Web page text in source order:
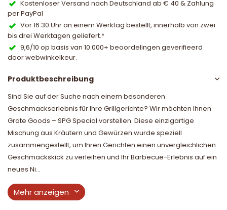
Kostenloser Versand nach Deutschland ab € 40 & Zahlung
per PayPal
Vor 16:30 Uhr an einem Werktag bestellt, innerhalb von zwei
bis drei Werktagen geliefert.*
9,6/10 op basis van 10.000+ beoordelingen geverifieerd
door webwinkelkeur.
Produktbeschreibung
Sind Sie auf der Suche nach einem besonderen
Geschmackserlebnis für Ihre Grillgerichte? Wir möchten Ihnen
Grate Goods – SPG Special vorstellen. Diese einzigartige
Mischung aus Kräutern und Gewürzen wurde speziell
zusammengestellt, um Ihren Gerichten einen unvergleichlichen
Geschmackskick zu verleihen und Ihr Barbecue-Erlebnis auf ein
neues Ni...
Mehr anzeigen